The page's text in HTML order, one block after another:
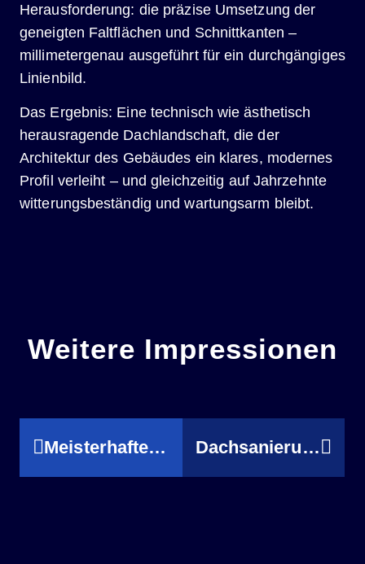
Herausforderung: die präzise Umsetzung der
geneigten Faltflächen und Schnittkanten –
millimetergenau ausgeführt für ein durchgängiges
Linienbild.
Das Ergebnis: Eine technisch wie ästhetisch
herausragende Dachlandschaft, die der
Architektur des Gebäudes ein klares, modernes
Profil verleiht – und gleichzeitig auf Jahrzehnte
witterungsbeständig und wartungsarm bleibt.
Weitere Impressionen
Meisterhafte Handwerkskunst am St. Paulus Dom Dachsanierung an der Kirche St. Nikomedes